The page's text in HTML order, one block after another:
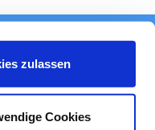
zulassen
Cookies